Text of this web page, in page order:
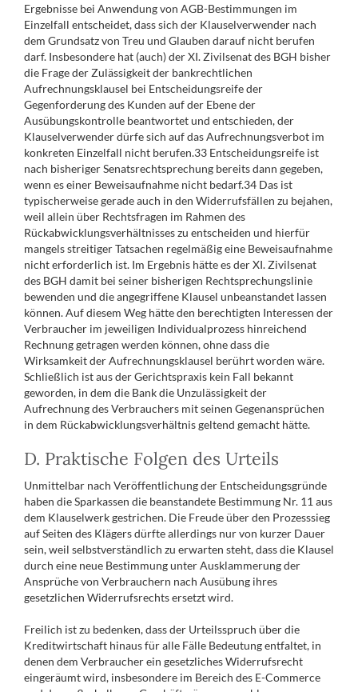
Ergebnisse bei Anwendung von AGB-Bestimmungen im
Einzelfall entscheidet, dass sich der Klauselverwender nach
dem Grundsatz von Treu und Glauben darauf nicht berufen
darf. Insbesondere hat (auch) der XI. Zivilsenat des BGH bisher
die Frage der Zulässigkeit der bankrechtlichen
Aufrechnungsklausel bei Entscheidungsreife der
Gegenforderung des Kunden auf der Ebene der
Ausübungskontrolle beantwortet und entschieden, der
Klauselverwender dürfe sich auf das Aufrechnungsverbot im
konkreten Einzelfall nicht berufen.33 Entscheidungsreife ist
nach bisheriger Senatsrechtsprechung bereits dann gegeben,
wenn es einer Beweisaufnahme nicht bedarf.34 Das ist
typischerweise gerade auch in den Widerrufsfällen zu bejahen,
weil allein über Rechtsfragen im Rahmen des
Rückabwicklungsverhältnisses zu entscheiden und hierfür
mangels streitiger Tatsachen regelmäßig eine Beweisaufnahme
nicht erforderlich ist. Im Ergebnis hätte es der XI. Zivilsenat
des BGH damit bei seiner bisherigen Rechtsprechungslinie
bewenden und die angegriffene Klausel unbeanstandet lassen
können. Auf diesem Weg hätte den berechtigten Interessen der
Verbraucher im jeweiligen Individualprozess hinreichend
Rechnung getragen werden können, ohne dass die
Wirksamkeit der Aufrechnungsklausel berührt worden wäre.
Schließlich ist aus der Gerichtspraxis kein Fall bekannt
geworden, in dem die Bank die Unzulässigkeit der
Aufrechnung des Verbrauchers mit seinen Gegenansprüchen
in dem Rückabwicklungsverhältnis geltend gemacht hätte.
D. Praktische Folgen des Urteils
Unmittelbar nach Veröffentlichung der Entscheidungsgründe
haben die Sparkassen die beanstandete Bestimmung Nr. 11 aus
dem Klauselwerk gestrichen. Die Freude über den Prozesssieg
auf Seiten des Klägers dürfte allerdings nur von kurzer Dauer
sein, weil selbstverständlich zu erwarten steht, dass die Klausel
durch eine neue Bestimmung unter Ausklammerung der
Ansprüche von Verbrauchern nach Ausübung ihres
gesetzlichen Widerrufsrechts ersetzt wird.
Freilich ist zu bedenken, dass der Urteilsspruch über die
Kreditwirtschaft hinaus für alle Fälle Bedeutung entfaltet, in
denen dem Verbraucher ein gesetzliches Widerrufsrecht
eingeräumt wird, insbesondere im Bereich des E-Commerce